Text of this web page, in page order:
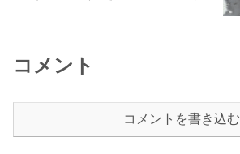
コメント
コメントを書き込む